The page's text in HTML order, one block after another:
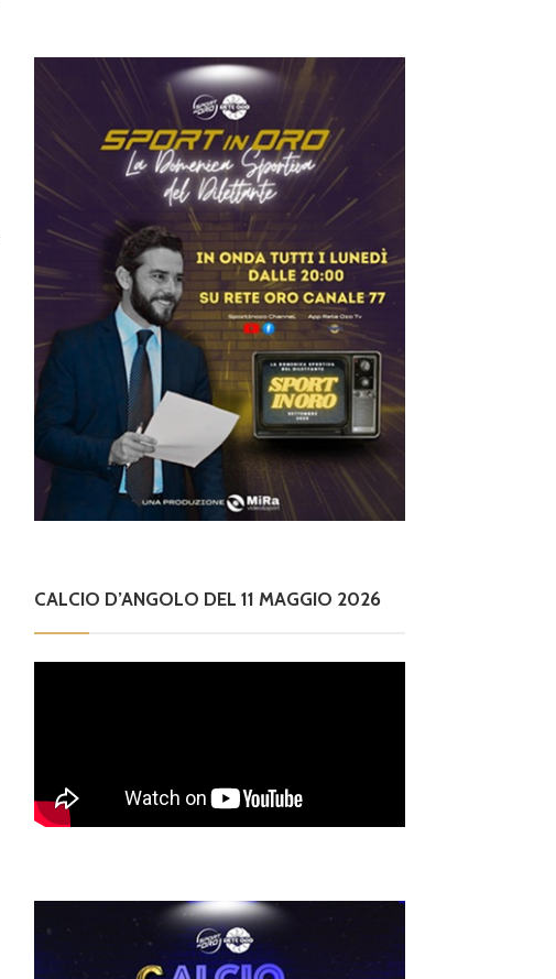
CALCIO D’ANGOLO DEL 11 MAGGIO 2026